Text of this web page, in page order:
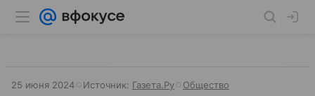
25 июня 2024 Источник: Газета.Ру Общество